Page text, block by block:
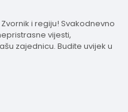
i regiju! Svakodnevno
vijesti,
zajednicu. Budite uvijek u